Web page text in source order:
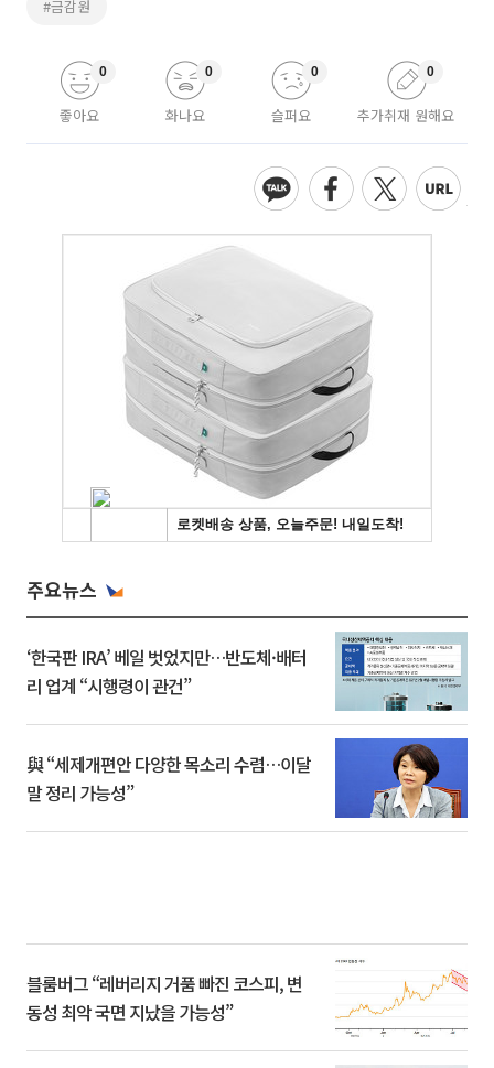
#금감원
좋아요
0
화나요
0
슬퍼요
0
추가취재 원해요
0
주요뉴스
‘한국판 IRA’ 베일 벗었지만…반도체·배터
리 업계 “시행령이 관건”
與 “세제개편안 다양한 목소리 수렴…이달
말 정리 가능성”
블룸버그 “레버리지 거품 빠진 코스피, 변
동성 최악 국면 지났을 가능성”